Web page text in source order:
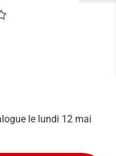
le lundi 12 mai